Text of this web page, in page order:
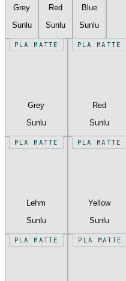
Grey
Sunlu
Red
Sunlu
Blue
Sunlu
PLA MATTE
Grey
Sunlu
PLA MATTE
Red
Sunlu
PLA MATTE
Lehm
Sunlu
PLA MATTE
Yellow
Sunlu
PLA MATTE PLA MATTE